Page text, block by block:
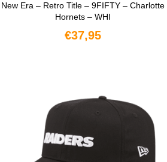
New Era – Retro Title – 9FIFTY – Charlotte
Hornets – WHI
€37,95